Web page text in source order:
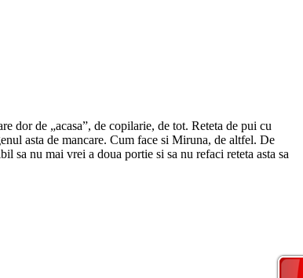
dor de „acasa”, de copilarie, de tot. Reteta de pui cu
asta de mancare. Cum face si Miruna, de altfel. De
sa nu mai vrei a doua portie si sa nu refaci reteta asta sa